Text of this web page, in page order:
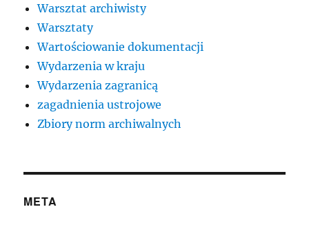
Warsztat archiwisty
Warsztaty
Wartościowanie dokumentacji
Wydarzenia w kraju
Wydarzenia zagranicą
zagadnienia ustrojowe
Zbiory norm archiwalnych
META